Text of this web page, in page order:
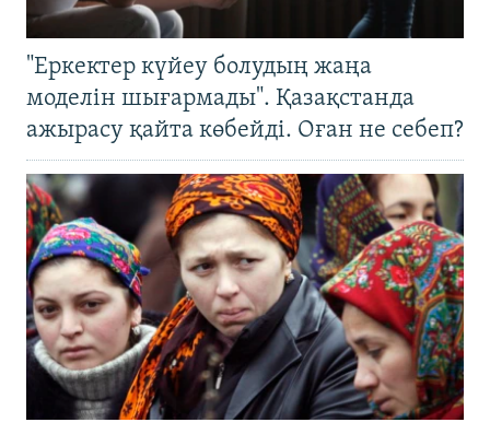
"Еркектер күйеу болудың жаңа
моделін шығармады". Қазақстанда
ажырасу қайта көбейді. Оған не себеп?